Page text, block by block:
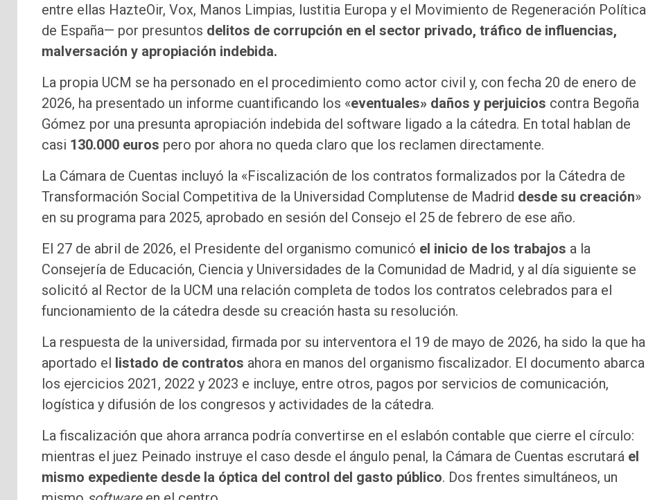
entre ellas HazteOir, Vox, Manos Limpias, Iustitia Europa y el Movimiento de Regeneración Política
de España— por presuntos delitos de corrupción en el sector privado, tráfico de influencias,
malversación y apropiación indebida.
La propia UCM se ha personado en el procedimiento como actor civil y, con fecha 20 de enero de
2026, ha presentado un informe cuantificando los «eventuales» daños y perjuicios contra Begoña
Gómez por una presunta apropiación indebida del software ligado a la cátedra. En total hablan de
casi 130.000 euros pero por ahora no queda claro que los reclamen directamente.
La Cámara de Cuentas incluyó la «Fiscalización de los contratos formalizados por la Cátedra de
Transformación Social Competitiva de la Universidad Complutense de Madrid desde su creación»
en su programa para 2025, aprobado en sesión del Consejo el 25 de febrero de ese año.
El 27 de abril de 2026, el Presidente del organismo comunicó el inicio de los trabajos a la
Consejería de Educación, Ciencia y Universidades de la Comunidad de Madrid, y al día siguiente se
solicitó al Rector de la UCM una relación completa de todos los contratos celebrados para el
funcionamiento de la cátedra desde su creación hasta su resolución.
La respuesta de la universidad, firmada por su interventora el 19 de mayo de 2026, ha sido la que ha
aportado el listado de contratos ahora en manos del organismo fiscalizador. El documento abarca
los ejercicios 2021, 2022 y 2023 e incluye, entre otros, pagos por servicios de comunicación,
logística y difusión de los congresos y actividades de la cátedra.
La fiscalización que ahora arranca podría convertirse en el eslabón contable que cierre el círculo:
mientras el juez Peinado instruye el caso desde el ángulo penal, la Cámara de Cuentas escrutará el
mismo expediente desde la óptica del control del gasto público. Dos frentes simultáneos, un